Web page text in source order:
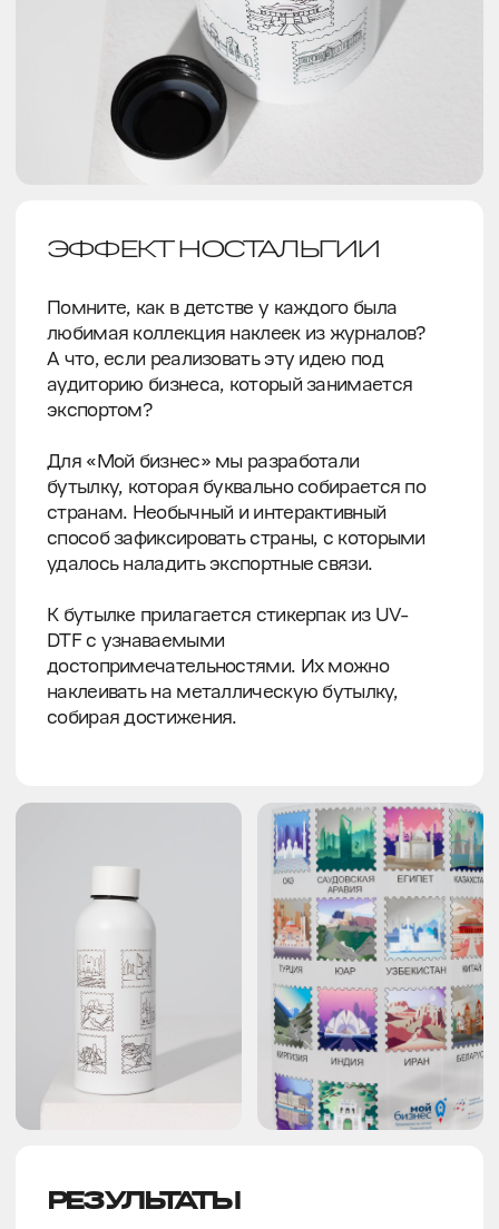
РЕЗУЛЬТАТЫ
Получился мерч, который передает смыслы
и вдохновляет на новые горизонты.
Он откликнулся аудитории предпринимателей,
ведь одна из задач бизнеса — налаживать
экспортные связи с другими странами, а если
за каждое сотрудничество клеить стикер
в интерактивную игру.
К бутылке прилагается стикерпак из UV-
достопримечательностями. Их можно
наклеивать на металлическую бутылку,
собирая достижения.